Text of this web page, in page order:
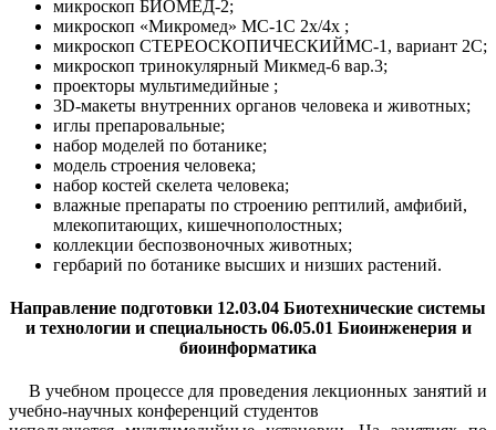
микроскоп БИОМЕД-2;
микроскоп «Микромед» МС-1С 2х/4х ;
микроскоп СТЕРЕОСКОПИЧЕСКИЙМС-1, вариант 2С;
микроскоп тринокулярный Микмед-6 вар.3;
проекторы мультимедийные ;
3D-макеты внутренних органов человека и животных;
иглы препаровальные;
набор моделей по ботанике;
модель строения человека;
набор костей скелета человека;
влажные препараты по строению рептилий, амфибий,
млекопитающих, кишечнополостных;
коллекции беспозвоночных животных;
гербарий по ботанике высших и низших растений.
Направление подготовки 12.03.04 Биотехнические системы
и технологии и специальность 06.05.01 Биоинженерия и
биоинформатика
В учебном процессе для проведения лекционных занятий и
учебно-научных конференций студентов